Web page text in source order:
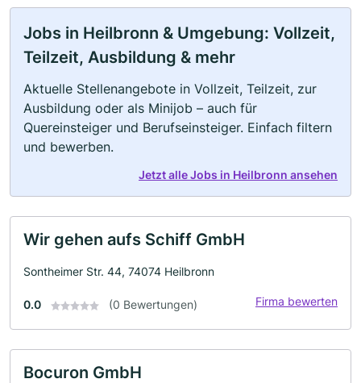
Jobs in Heilbronn & Umgebung: Vollzeit,
Teilzeit, Ausbildung & mehr
Aktuelle Stellenangebote in Vollzeit, Teilzeit, zur
Ausbildung oder als Minijob – auch für
Quereinsteiger und Berufseinsteiger. Einfach filtern
und bewerben.
Jetzt alle Jobs in Heilbronn ansehen
Wir gehen aufs Schiff GmbH
Sontheimer Str. 44, 74074 Heilbronn
0.0 (0 Bewertungen) Firma bewerten
Bocuron GmbH